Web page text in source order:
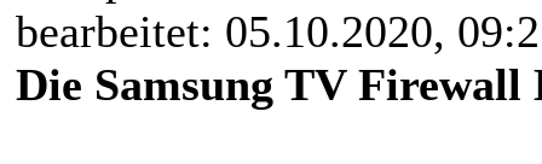
bearbeitet: 05.10.2020,
Die Samsung TV